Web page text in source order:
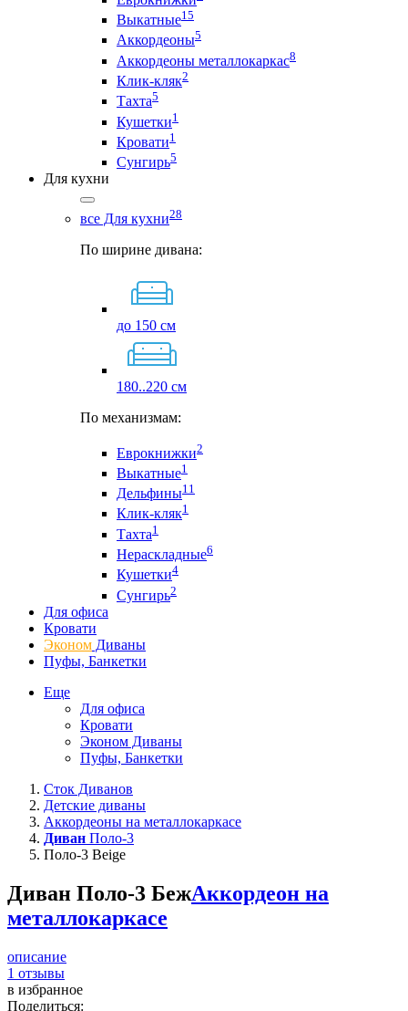
Выкатные15
Аккордеоны5
Аккордеоны металлокаркас8
Клик-кляк2
Тахта5
Кушетки1
Кровати1
Сунгирь5
Для кухни
все Для кухни28
По ширине дивана:
до 150 см
180..220 см
По механизмам:
Еврокнижки2
Выкатные1
Дельфины11
Клик-кляк1
Тахта1
Нераскладные6
Кушетки4
Сунгирь2
Для офиса
Кровати
Эконом Диваны
Пуфы, Банкетки
Еще
Для офиса
Кровати
Эконом Диваны
Пуфы, Банкетки
Сток Диванов
Детские диваны
Аккордеоны на металлокаркасе
Диван Поло-3
Поло-3 Beige
Диван Поло-3 БежАккордеон на
металлокаркасе
описание
1 отзывы
в избранное
Поделиться: